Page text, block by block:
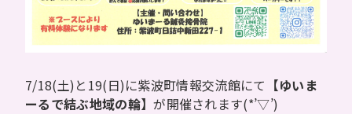
7/18(土)と19(日)に紫波町情報交流館にて 【ゆいま
ーるで結ぶ地域の輪】が開催されます(*’▽’)